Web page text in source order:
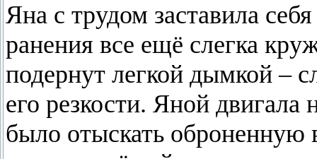
Яна с трудом заставила
ранения все ещё слегка
подернут легкой дымкой –
его резкости. Яной
было отыскать оброненную